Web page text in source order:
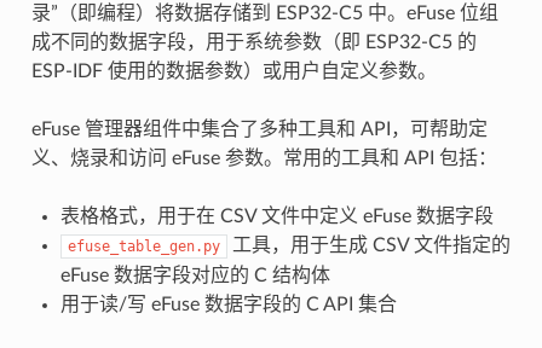
录”（即编程）将数据存储到 ESP32-C5 中。eFuse 位组
成不同的数据字段，用于系统参数（即 ESP32-C5 的
ESP-IDF 使用的数据参数）或用户自定义参数。
eFuse 管理器组件中集合了多种工具和 API，可帮助定
义、烧录和访问 eFuse 参数。常用的工具和 API 包括：
表格格式，用于在 CSV 文件中定义 eFuse 数据字段
efuse_table_gen.py
工具，用于生成 CSV 文件指定的
eFuse 数据字段对应的 C 结构体
用于读/写 eFuse 数据字段的 C API 集合